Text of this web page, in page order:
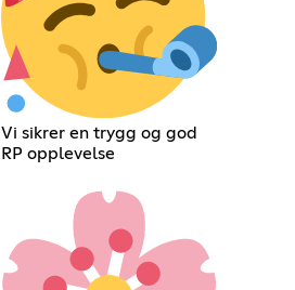
Vi sikrer en trygg og god
RP opplevelse